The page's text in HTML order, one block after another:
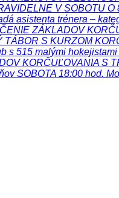
V SOBOTU O
asistenta trénera –
ZÁKLADOV
S KURZOM
s 515 malými
KORČUĽOVANIA S
SOBOTA 18:00 hod.